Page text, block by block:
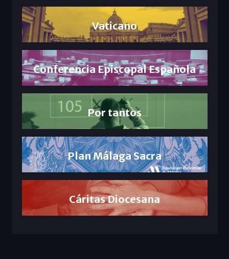
Vaticano
Conferencia Episcopal Española
Por tantos
Plan Málaga Sacra
Cáritas Diocesana